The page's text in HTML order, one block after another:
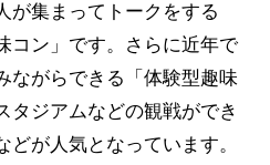
が集まってトークをする
コン」です。さらに近年で
ながらできる「体験型趣味
タジアムなどの観戦ができ
どが人気となっています。